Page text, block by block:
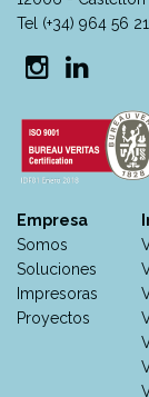
Tel (+34) 964 56
Empresa
Somos
Soluciones
Impresoras
Proyectos